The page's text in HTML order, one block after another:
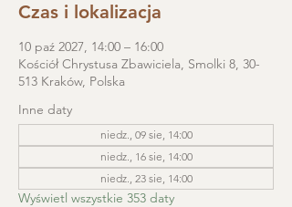
Czas i lokalizacja
10 paź 2027, 14:00 – 16:00
Kościół Chrystusa Zbawiciela, Smolki 8, 30-
513 Kraków, Polska
Inne daty
niedz., 09 sie, 14:00
niedz., 16 sie, 14:00
niedz., 23 sie, 14:00
Wyświetl wszystkie 353 daty